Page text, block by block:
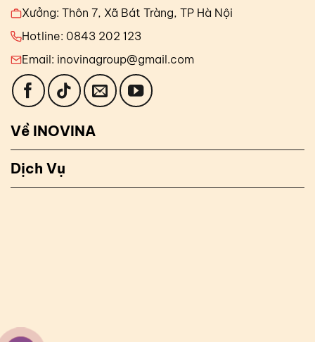
Xưởng: Thôn 7, Xã Bát Tràng, TP Hà Nội
Hotline: 0843 202 123
Email: inovinagroup@gmail.com
Về INOVINA
Dịch Vụ